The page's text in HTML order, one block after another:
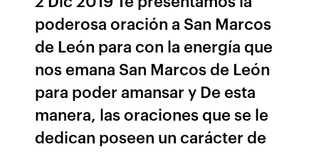
poderosa oración a San Marcos
de León para con la energía que
nos emana San Marcos de León
para poder amansar y De esta
manera, las oraciones que se le
dedican poseen un carácter de